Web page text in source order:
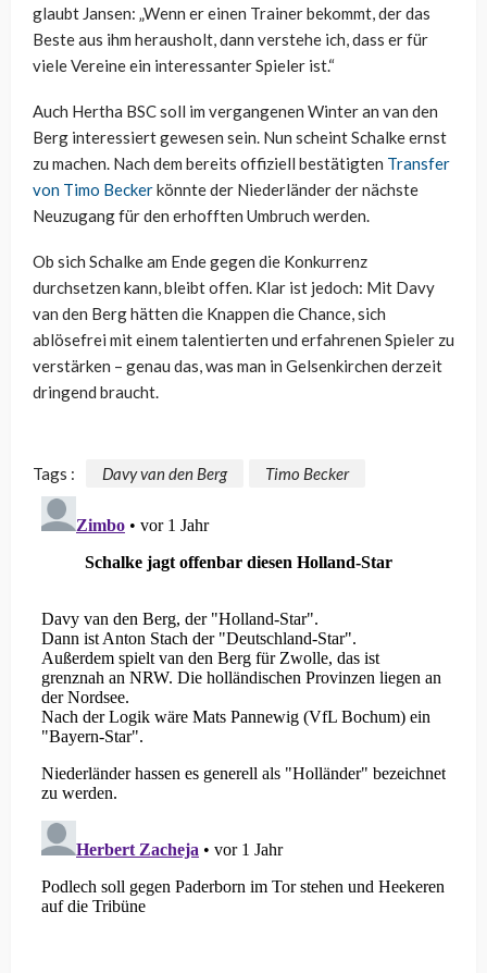
glaubt Jansen: „Wenn er einen Trainer bekommt, der das
Beste aus ihm herausholt, dann verstehe ich, dass er für
viele Vereine ein interessanter Spieler ist.“
Auch Hertha BSC soll im vergangenen Winter an van den
Berg interessiert gewesen sein. Nun scheint Schalke ernst
zu machen. Nach dem bereits offiziell bestätigten Transfer
von Timo Beckerkönnte der Niederländer der nächste
Neuzugang für den erhofften Umbruch werden.
Ob sich Schalke am Ende gegen die Konkurrenz
durchsetzen kann, bleibt offen. Klar ist jedoch: Mit Davy
van den Berg hätten die Knappen die Chance, sich
ablösefrei mit einem talentierten und erfahrenen Spieler zu
verstärken – genau das, was man in Gelsenkirchen derzeit
dringend braucht.
Tags : Davy van den Berg Timo Becker